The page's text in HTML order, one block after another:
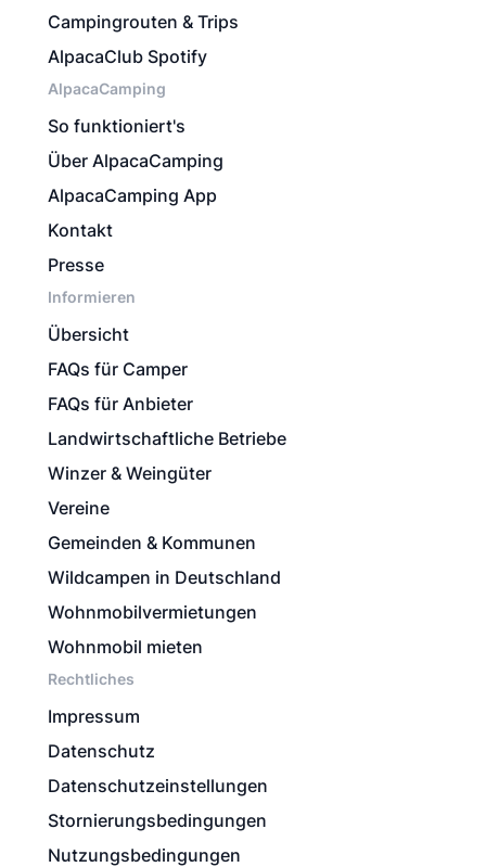
Campingrouten & Trips
AlpacaClub Spotify
AlpacaCamping
So funktioniert's
Über AlpacaCamping
AlpacaCamping App
Kontakt
Presse
Informieren
Übersicht
FAQs für Camper
FAQs für Anbieter
Landwirtschaftliche Betriebe
Winzer & Weingüter
Vereine
Gemeinden & Kommunen
Wildcampen in Deutschland
Wohnmobilvermietungen
Wohnmobil mieten
Rechtliches
Impressum
Datenschutz
Datenschutzeinstellungen
Stornierungsbedingungen
Nutzungsbedingungen